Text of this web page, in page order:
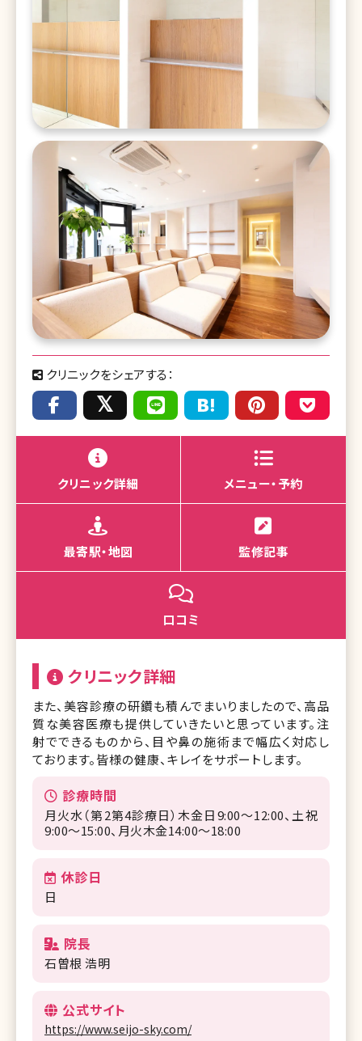
クリニックをシェアする：
クリニック詳細 メニュー・予約
最寄駅・地図 監修記事
口コミ
クリニック詳細
また、美容診療の研鑽も積んでまいりましたので、高品
質な美容医療も提供していきたいと思っています。注
射でできるものから、目や鼻の施術まで幅広く対応し
ております。皆様の健康、キレイをサポートします。
診療時間
月火水（第2第4診療日）木金日9:00～12:00、土祝
9:00～15:00、月火木金14:00～18:00
休診日
日
院長
石曽根 浩明
公式サイト
https://www.seijo-sky.com/